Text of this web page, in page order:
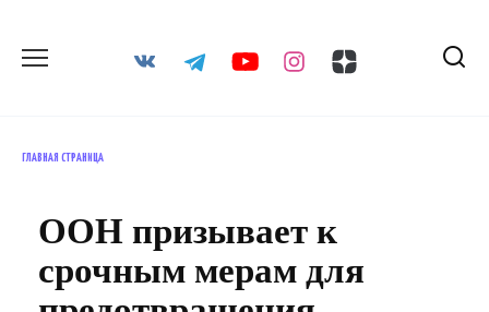
содержанию
ГЛАВНАЯ СТРАНИЦА
ООН призывает к
срочным мерам для